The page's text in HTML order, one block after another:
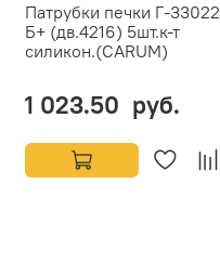
Патрубки печки Г-33022
Б+ (дв.4216) 5шт.к-т
силикон.(CARUM)
1 023.50 руб.